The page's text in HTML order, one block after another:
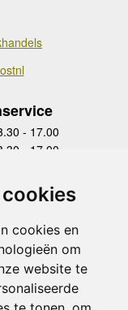
cookies en
om
website te
- 17.00
- 17.00
- 17.00
- 17.00